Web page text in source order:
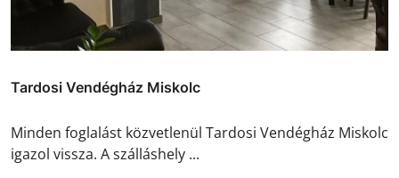
Tardosi Vendégház Miskolc
Minden foglalást közvetlenül Tardosi Vendégház Miskolc
igazol vissza. A szálláshely ...